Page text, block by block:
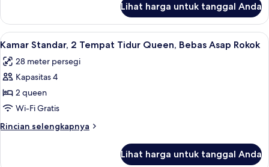
King,
Bebas
Asap
Rokok
Kamar
Standar,
1
Tidur
King,
Asap
Rokok
Lihat harga untuk tanggal Anda
Lihat
semua
foto
untuk
Kamar
Standar,
2
Tempat
Queen,
Meja kerja, setrika/meja setrika, dan
2
Kamar Standar, 2 Tempat Tidur Queen, Bebas Asap Rokok
28 meter persegi
Kapasitas 4
2 queen
Wi-Fi Gratis
Rincian selengkapnya
Rincian
Lihat harga untuk tanggal Anda